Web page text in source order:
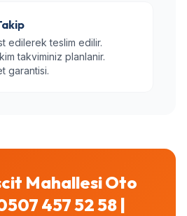
edilerek teslim edilir.
takviminiz planlanir.
garantisi.
Mahallesi Oto
457 52 58 |